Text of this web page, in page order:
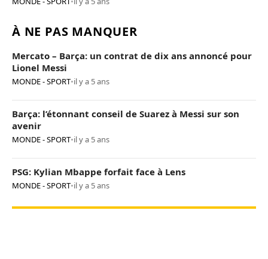
À NE PAS MANQUER
Mercato – Barça: un contrat de dix ans annoncé pour
Lionel Messi
MONDE - SPORT•il y a 5 ans
Barça: l’étonnant conseil de Suarez à Messi sur son
avenir
MONDE - SPORT•il y a 5 ans
PSG: Kylian Mbappe forfait face à Lens
MONDE - SPORT•il y a 5 ans